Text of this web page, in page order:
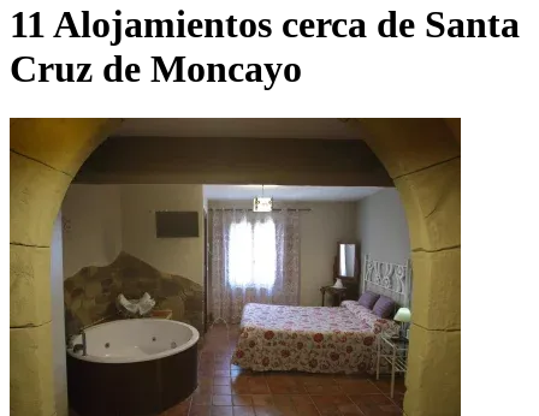
11 Alojamientos cerca de Santa
Cruz de Moncayo